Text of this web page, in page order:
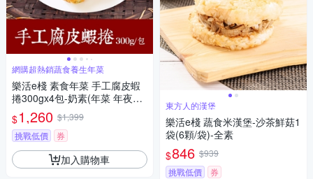
網購超熱銷蔬食養生年菜
樂活e棧 素食年菜 手工腐皮蝦
捲300gx4包-奶素(年菜 年夜飯
蝦捲)
$1,260 $1,399
挑戰低價
券
加入購物車
東方人的漢堡
樂活e棧 蔬食米漢堡-沙茶鮮菇1
袋(6顆/袋)-全素
$846 $939
挑戰低價
券